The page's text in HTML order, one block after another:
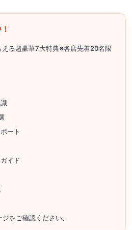
る超豪華7大特典※各店先着20名限
ート
イド
をご確認ください｡